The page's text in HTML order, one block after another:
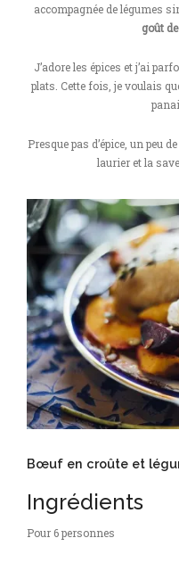
accompagnée de légumes
goût
J’adore les épices et j’ai
plats. Cette fois, je voulais
Presque pas d’épice, un peu
laurier et la
Bœuf en croûte et
Ingrédients
Pour 6 personnes